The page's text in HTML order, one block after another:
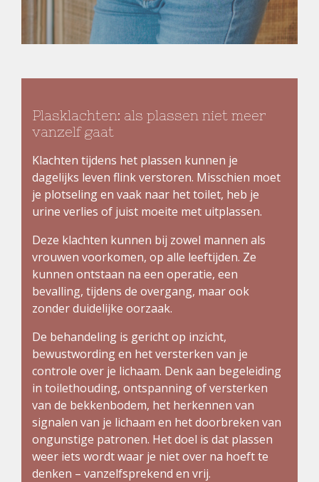
Plasklachten: als plassen niet meer
vanzelf gaat
Klachten tijdens het plassen kunnen je
dagelijks leven flink verstoren. Misschien moet
je plotseling en vaak naar het toilet, heb je
urine verlies of juist moeite met uitplassen.
Deze klachten kunnen bij zowel mannen als
vrouwen voorkomen, op alle leeftijden. Ze
kunnen ontstaan na een operatie, een
bevalling, tijdens de overgang, maar ook
zonder duidelijke oorzaak.
De behandeling is gericht op inzicht,
bewustwording en het versterken van je
controle over je lichaam. Denk aan begeleiding
in toilethouding, ontspanning of versterken
van de bekkenbodem, het herkennen van
signalen van je lichaam en het doorbreken van
ongunstige patronen. Het doel is dat plassen
weer iets wordt waar je niet over na hoeft te
denken – vanzelfsprekend en vrij.